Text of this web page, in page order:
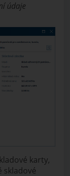
údaje
karty,
skladové